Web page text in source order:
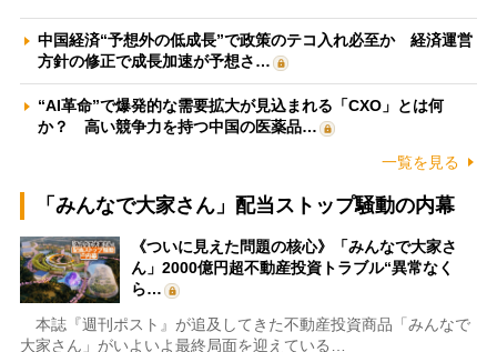
中国経済“予想外の低成長”で政策のテコ入れ必至か 経済運営
方針の修正で成長加速が予想さ…
“AI革命”で爆発的な需要拡大が見込まれる「CXO」とは何
か？ 高い競争力を持つ中国の医薬品…
一覧を見る
「みんなで大家さん」配当ストップ騒動の内幕
《ついに見えた問題の核心》「みんなで大家さ
ん」2000億円超不動産投資トラブル“異常なく
ら…
本誌『週刊ポスト』が追及してきた不動産投資商品「みんなで
大家さん」がいよいよ最終局面を迎えている…